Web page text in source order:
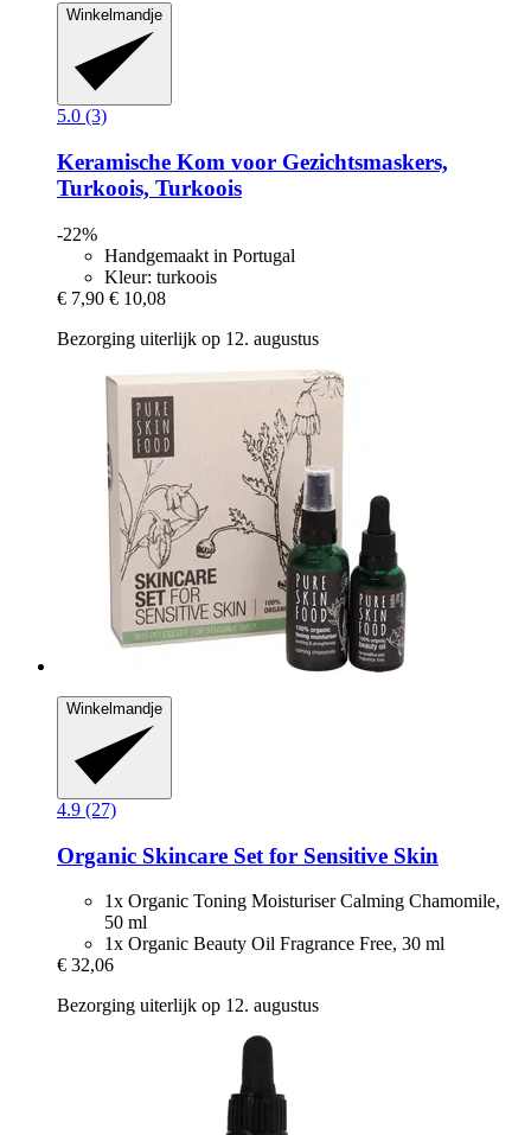
Winkelmandje
5.0 (3)
Keramische Kom voor Gezichtsmaskers,
Turkoois, Turkoois
-22%
Handgemaakt in Portugal
Kleur: turkoois
€ 7,90 € 10,08
Bezorging uiterlijk op 12. augustus
Winkelmandje
4.9 (27)
Organic Skincare Set for Sensitive Skin
1x Organic Toning Moisturiser Calming Chamomile,
50 ml
1x Organic Beauty Oil Fragrance Free, 30 ml
€ 32,06
Bezorging uiterlijk op 12. augustus